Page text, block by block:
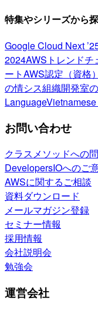
特集やシリーズから
Google Cloud Next
2024AWSトレンドチ
ートAWS認定（資格）
の情シス組織開発室
Language
お問い合わせ
クラスメソッドへの
DevelopersIOへのご
AWSに関するご相談
資料ダウンロード
メールマガジン登録
セミナー情報
採用情報
会社説明会
勉強会
運営会社